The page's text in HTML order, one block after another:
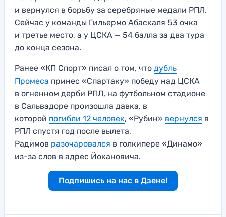
и вернулся в борьбу за серебряные медали РПЛ.
Сейчас у команды Гильермо Абаскаля 53 очка
и третье место, а у ЦСКА — 54 балла за два тура
до конца сезона.
Ранее «КП Спорт» писал о том, что дубль
Промеса принес «Спартаку» победу над ЦСКА
в огненном дерби РПЛ, на футбольном стадионе
в Сальвадоре произошла давка, в
которой погибли 12 человек, «Рубин» вернулся в
РПЛ спустя год после вылета,
Радимов разочаровался в голкипере «Динамо»
из-за слов в адрес Йокановича.
Подпишись на нас в Дзене!